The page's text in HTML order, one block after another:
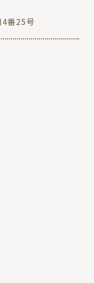
4番25号